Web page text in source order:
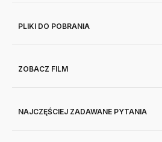
PLIKI DO POBRANIA
ZOBACZ FILM
NAJCZĘŚCIEJ ZADAWANE PYTANIA